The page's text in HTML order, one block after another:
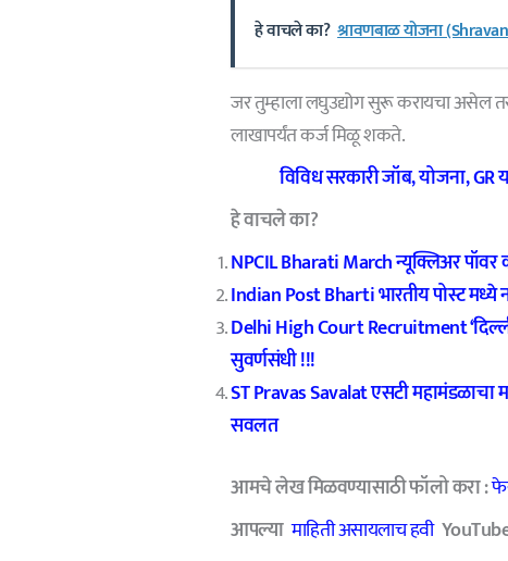
हे वाचले का? श्रावणबाळ योजना
जर तुम्हाला लघुउद्योग सुरू करायचा असेल
लाखापर्यंत कर्ज मिळू शकते.
विविध सरकारी जॉब, योजना, GR
हे वाचले का?
NPCIL Bharati March न्यूक्लिअर
Indian Post Bharti भारतीय पोस्ट
Delhi High Court Recruitment
सुवर्णसंधी !!!
ST Pravas Savalat एसटी महामंडळाचा
सवलत
आमचे लेख मिळवण्यासाठी फॉलो करा :
आपल्यामाहिती असायलाच हवी